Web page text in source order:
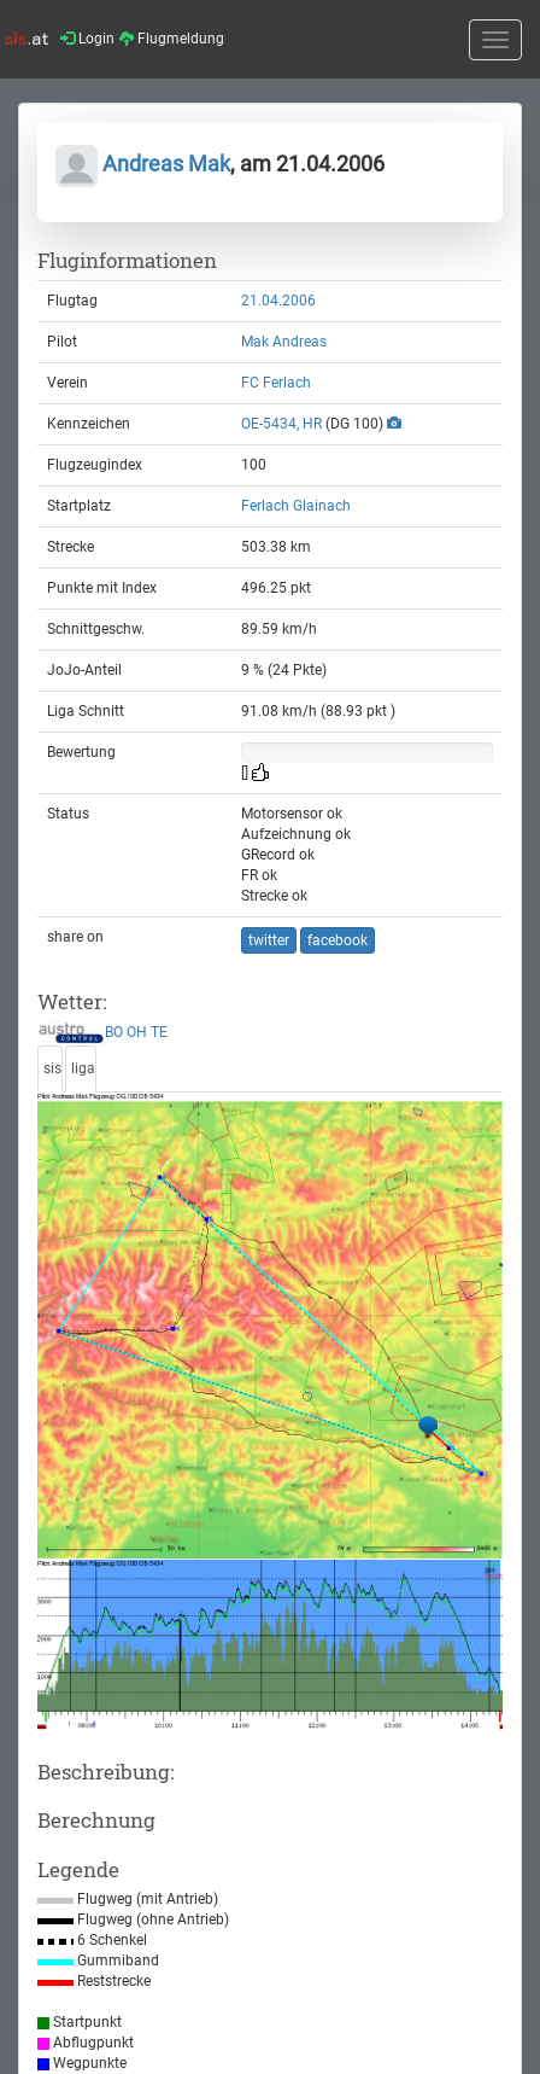
Login Flugmeldung
Toggle
Andreas Mak, am 21.04.2006
Fluginformationen
Flugtag 21.04.2006
Pilot Mak Andreas
Verein FC Ferlach
Kennzeichen OE-5434, HR (DG 100)
Flugzeugindex 100
Startplatz Ferlach Glainach
Strecke 503.38 km
Punkte mit Index 496.25 pkt
Schnittgeschw. 89.59 km/h
JoJo-Anteil 9 % (24 Pkte)
Liga Schnitt 91.08 km/h (88.93 pkt )
Bewertung
Status
Motorsensor ok
Aufzeichnung ok
GRecord ok
FR ok
Strecke ok
share on twitter facebook
Wetter:
BO OH TE
sis liga
Beschreibung:
Berechnung
Legende
Flugweg (mit Antrieb)
Flugweg (ohne Antrieb)
6 Schenkel
Gummiband
Reststrecke
Startpunkt
Abflugpunkt
Wegpunkte